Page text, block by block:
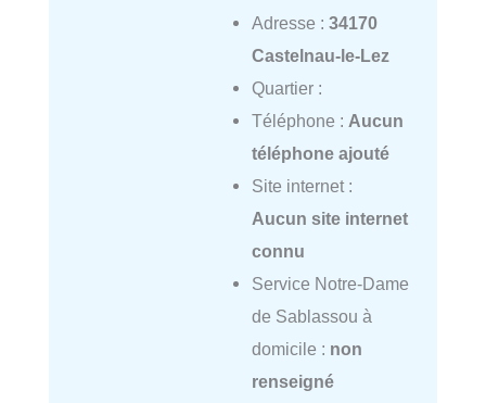
Adresse : 34170
Castelnau-le-Lez
Quartier :
Téléphone : Aucun
téléphone ajouté
Site internet :
Aucun site internet
connu
Service Notre-Dame
de Sablassou à
domicile : non
renseigné